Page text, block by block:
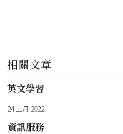
相關文章
英文學習
24 三月 2022
資訊服務